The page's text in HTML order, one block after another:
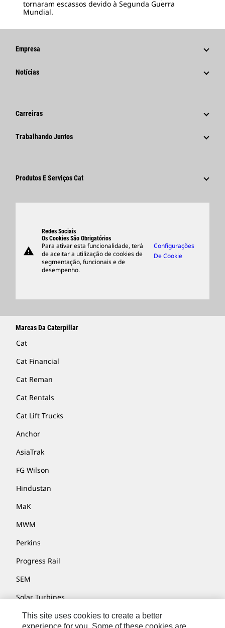
tornaram escassos devido à Segunda Guerra
Mundial.
Empresa
Estratégia
Código De Conduta
Inovação
Notícias
Comunicados À Imprensa Corporativos
Carreiras
Por Que A Caterpillar?
Trabalhando Juntos
Fornecedores
Produtos E Serviços Cat
Suporte
Merchandise
Encontrar Um Revendedor
warning
Redes Sociais
Os Cookies São Obrigatórios
Para ativar esta funcionalidade, terá
de aceitar a utilização de cookies de
segmentação, funcionais e de
desempenho.
Configurações
De Cookie
Marcas Da Caterpillar
Cat
Cat Financial
Cat Reman
Cat Rentals
Cat Lift Trucks
Anchor
AsiaTrak
FG Wilson
Hindustan
MaK
MWM
Perkins
Progress Rail
SEM
Solar Turbines
SPM Oil & Gas
This site uses cookies to create a better
experience for you. Some of these cookies are